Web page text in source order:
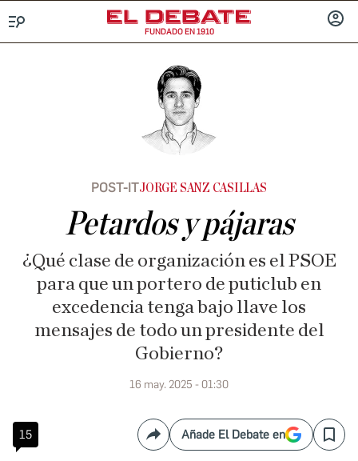
FUNDADO EN 1910
POST-ITJORGE SANZ CASILLAS
Petardos y pájaras
¿Qué clase de organización es el PSOE
para que un portero de puticlub en
excedencia tenga bajo llave los
mensajes de todo un presidente del
Gobierno?
16 may. 2025 - 01:30
15 CompartirAñade El Debate en Save